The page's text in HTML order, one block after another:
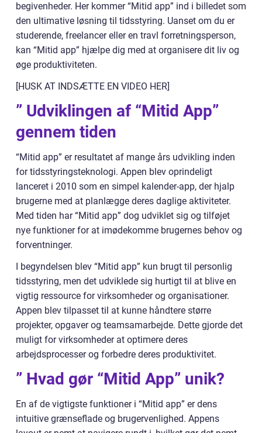
begivenheder. Her kommer “Mitid app” ind i billedet som
den ultimative løsning til tidsstyring. Uanset om du er
studerende, freelancer eller en travl forretningsperson,
kan “Mitid app” hjælpe dig med at organisere dit liv og
øge produktiviteten.
[HUSK AT INDSÆTTE EN VIDEO HER]
” Udviklingen af “Mitid App”
gennem tiden
“Mitid app” er resultatet af mange års udvikling inden
for tidsstyringsteknologi. Appen blev oprindeligt
lanceret i 2010 som en simpel kalender-app, der hjalp
brugerne med at planlægge deres daglige aktiviteter.
Med tiden har “Mitid app” dog udviklet sig og tilføjet
nye funktioner for at imødekomme brugernes behov og
forventninger.
I begyndelsen blev “Mitid app” kun brugt til personlig
tidsstyring, men det udviklede sig hurtigt til at blive en
vigtig ressource for virksomheder og organisationer.
Appen blev tilpasset til at kunne håndtere større
projekter, opgaver og teamsamarbejde. Dette gjorde det
muligt for virksomheder at optimere deres
arbejdsprocesser og forbedre deres produktivitet.
” Hvad gør “Mitid App” unik?
En af de vigtigste funktioner i “Mitid app” er dens
intuitive grænseflade og brugervenlighed. Appens